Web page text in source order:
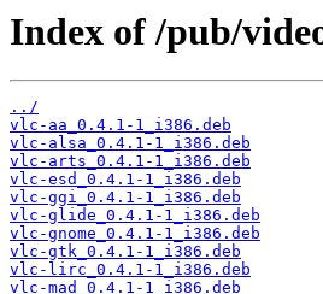
Index of /pub/
../
vlc-aa_0.4.1-1_i386.deb
vlc-alsa_0.4.1-1_i386.deb
vlc-arts_0.4.1-1_i386.deb
vlc-esd_0.4.1-1_i386.deb
vlc-ggi_0.4.1-1_i386.deb
vlc-glide_0.4.1-1_i386.deb
vlc-gnome_0.4.1-1_i386.deb
vlc-gtk_0.4.1-1_i386.deb
vlc-lirc_0.4.1-1_i386.deb
vlc-mad_0.4.1-1_i386.deb